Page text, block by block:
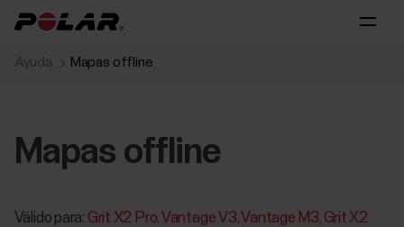
Ayuda Mapas offline
Mapas offline
Válido para: Grit X2 Pro Vantage V3 Vantage M3 Grit X2